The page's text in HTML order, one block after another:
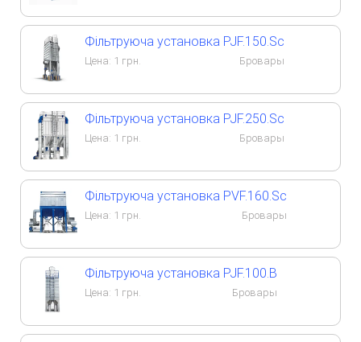
Фільтруюча установка PJF.150.Sc
Цена: 1 грн. Бровары
Фільтруюча установка PJF.250.Sc
Цена: 1 грн. Бровары
Фільтруюча установка PVF.160.Sc
Цена: 1 грн. Бровары
Фільтруюча установка PJF.100.B
Цена: 1 грн. Бровары